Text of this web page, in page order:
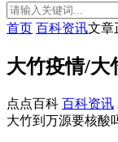
首页 百科资讯文章
大竹疫情/大
点点百科 百科资讯
大竹到万源要核酸